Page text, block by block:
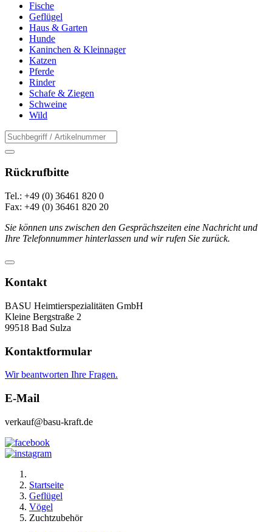
Fische
Geflügel
Haus & Garten
Hunde
Kaninchen & Kleinnager
Katzen
Pferde
Rinder
Schafe & Ziegen
Schweine
Wild
Rückrufbitte
Tel.: +49 (0) 36461 820 0
Fax: +49 (0) 36461 820 20
Sie können uns zwischen den Gesprächszeiten eine Nachricht und
Ihre Telefonnummer hinterlassen und wir rufen Sie zurück.
Kontakt
BASU Heimtierspezialitäten GmbH
Kleine Bergstraße 2
99518 Bad Sulza
Kontaktformular
Wir beantworten Ihre Fragen.
E-Mail
verkauf@basu-kraft.de
Startseite
Geflügel
Vögel
Zuchtzubehör